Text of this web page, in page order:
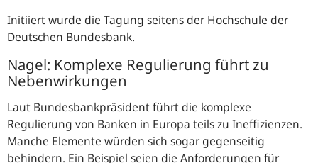
Initiiert wurde die Tagung seitens der Hochschule der
Deutschen Bundesbank.
Nagel: Komplexe Regulierung führt zu
Nebenwirkungen
Laut Bundesbankpräsident führt die komplexe
Regulierung von Banken in Europa teils zu Ineffizienzen.
Manche Elemente würden sich sogar gegenseitig
behindern. Ein Beispiel seien die Anforderungen für